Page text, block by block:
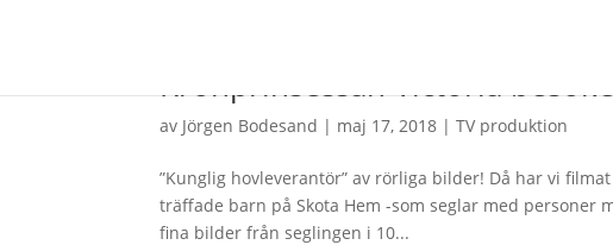
Kronprinsessan Victoria
av Jörgen Bodesand | maj 17, 2018 |TV produktion
”Kunglig hovleverantör” av rörliga bilder! Då har vi
träffade barn på Skota Hem -som seglar med personer
fina bilder från seglingen i 10...